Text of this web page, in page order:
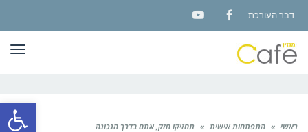
פתח
דבר העורכת
Facebook
YouTube
ראשי » התפתחות אישית » תחזיקו חזק, אתם בדרך הנכונה